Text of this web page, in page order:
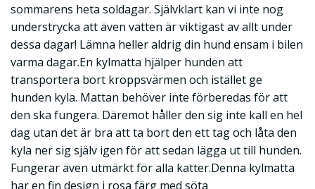
sommarens heta soldagar. Självklart kan vi inte nog
understrycka att även vatten är viktigast av allt under
dessa dagar! Lämna heller aldrig din hund ensam i bilen
varma dagar.En kylmatta hjälper hunden att
transportera bort kroppsvärmen och istället ge
hunden kyla. Mattan behöver inte förberedas för att
den ska fungera. Däremot håller den sig inte kall en hel
dag utan det är bra att ta bort den ett tag och låta den
kyla ner sig själv igen för att sedan lägga ut till hunden.
Fungerar även utmärkt för alla katter.Denna kylmatta
har en fin design i rosa färg med söta